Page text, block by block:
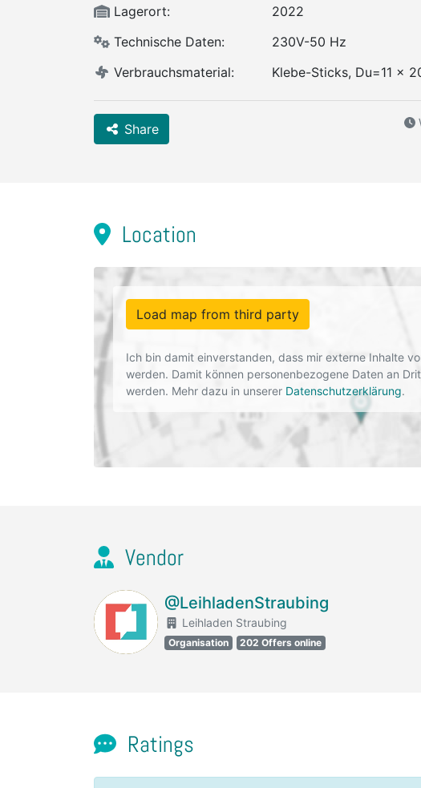
Lagerort:
2022
Technische Daten:
230V-50 Hz
Verbrauchsmaterial:
Klebe-Sticks, Du=11 x
Share
Location
Load map from third party
Ich bin damit einverstanden, dass mir externe Inhalte
werden. Damit können personenbezogene Daten an
werden. Mehr dazu in unserer Datenschutzerklärung.
Vendor
@LeihladenStraubing
Leihladen Straubing
Organisation 202 Offers online
Ratings